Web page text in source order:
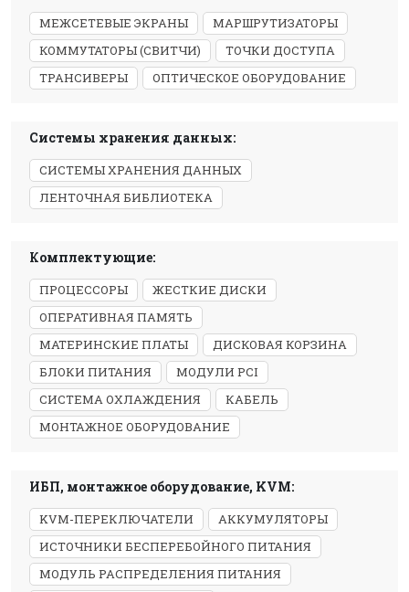
МЕЖСЕТЕВЫЕ ЭКРАНЫ
МАРШРУТИЗАТОРЫ
КОММУТАТОРЫ (СВИТЧИ)
ТОЧКИ ДОСТУПА
ТРАНСИВЕРЫ
ОПТИЧЕСКОЕ ОБОРУДОВАНИЕ
Системы хранения данных:
СИСТЕМЫ ХРАНЕНИЯ ДАННЫХ
ЛЕНТОЧНАЯ БИБЛИОТЕКА
Комплектующие:
ПРОЦЕССОРЫ
ЖЕСТКИЕ ДИСКИ
ОПЕРАТИВНАЯ ПАМЯТЬ
МАТЕРИНСКИЕ ПЛАТЫ
ДИСКОВАЯ КОРЗИНА
БЛОКИ ПИТАНИЯ
МОДУЛИ PCI
СИСТЕМА ОХЛАЖДЕНИЯ
КАБЕЛЬ
МОНТАЖНОЕ ОБОРУДОВАНИЕ
ИБП, монтажное оборудование, KVM:
KVM-ПЕРЕКЛЮЧАТЕЛИ
АККУМУЛЯТОРЫ
ИСТОЧНИКИ БЕСПЕРЕБОЙНОГО ПИТАНИЯ
МОДУЛЬ РАСПРЕДЕЛЕНИЯ ПИТАНИЯ